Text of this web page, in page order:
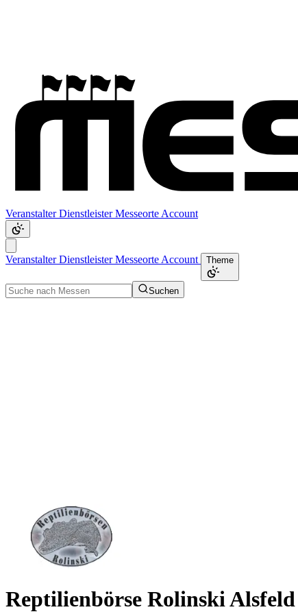
VeranstalterDienstleisterMesseorte Account
VeranstalterDienstleisterMesseorte Account Theme
Suchen
Reptilienbörse Rolinski Alsfeld